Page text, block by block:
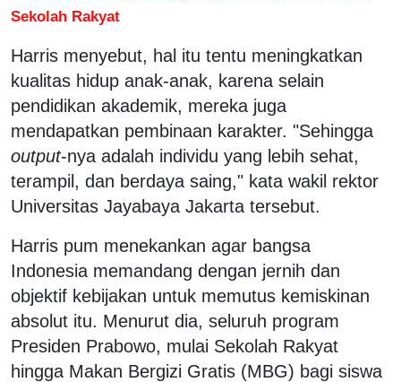
Sekolah Rakyat
Harris menyebut, hal itu tentu meningkatkan
kualitas hidup anak-anak, karena selain
pendidikan akademik, mereka juga
mendapatkan pembinaan karakter. "Sehingga
output-nya adalah individu yang lebih sehat,
terampil, dan berdaya saing," kata wakil rektor
Universitas Jayabaya Jakarta tersebut.
Harris pum menekankan agar bangsa
Indonesia memandang dengan jernih dan
objektif kebijakan untuk memutus kemiskinan
absolut itu. Menurut dia, seluruh program
Presiden Prabowo, mulai Sekolah Rakyat
hingga Makan Bergizi Gratis (MBG) bagi siswa